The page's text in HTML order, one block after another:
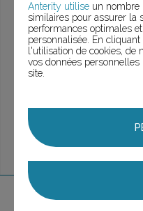
> Voir la
> Voir la
marquetrouvée
Anterity utilise un nombre
similaires pour assurer la
performances optimales
personnalisée. En
l'utilisation de cookies, de
vos données
site.